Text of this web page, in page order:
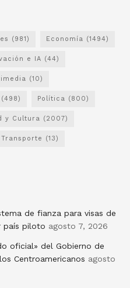
(981) Economía (1494)
e IA (44)
(10)
(498) Política (800)
y Cultura (2007)
(13)
de fianza para visas de
país piloto agosto 7, 2026
oficial» del Gobierno de
Centroamericanos agosto